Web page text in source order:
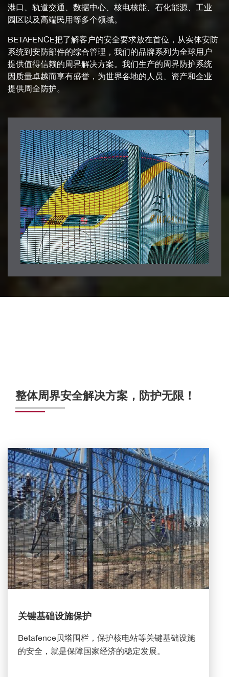
港口、轨道交通、数据中心、核电核能、石化能源、工业
园区以及高端民用等多个领域。
BETAFENCE把了解客户的安全要求放在首位，从实体安防
系统到安防部件的综合管理，我们的品牌系列为全球用户
提供值得信赖的周界解决方案。我们生产的周界防护系统
因质量卓越而享有盛誉，为世界各地的人员、资产和企业
提供周全防护。
整体周界安全解决方案，防护无限！
CT Image
图像
关键基础设施保护
Betafence贝塔围栏， 保护核电站等关键基础设施
的安全，就是保障国家经济的稳定发展。